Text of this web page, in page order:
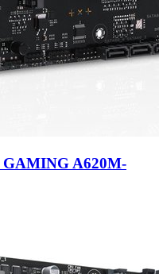
GAMING A620M-